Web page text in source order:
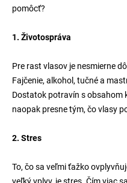
pomôcť?
1. Životospráva
Pre rast vlasov je nesmierne
Fajčenie, alkohol, tučné a
Dostatok potravín s obsahom
naopak presne tým, čo vlasy
2. Stres
To, čo sa veľmi ťažko